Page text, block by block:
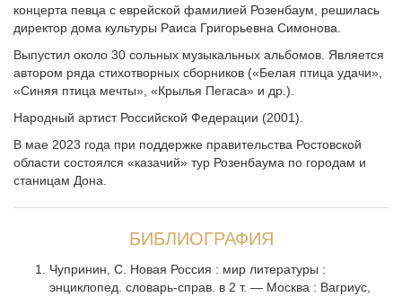
концерта певца с еврейской фамилией Розенбаум, решилась
директор дома культуры Раиса Григорьевна Симонова.
Выпустил около 30 сольных музыкальных альбомов. Является
автором ряда стихотворных сборников («Белая птица удачи»,
«Синяя птица мечты», «Крылья Пегаса» и др.).
Народный артист Российской Федерации (2001).
В мае 2023 года при поддержке правительства Ростовской
области состоялся «казачий» тур Розенбаума по городам и
станицам Дона.
БИБЛИОГРАФИЯ
Чупринин, С. Новая Россия : мир литературы :
энциклопед. словарь-справ. в 2 т. — Москва : Вагриус,